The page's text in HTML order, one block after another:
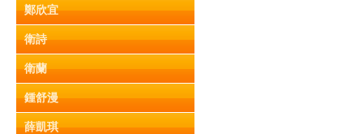
鄭欣宜
衛詩
衛蘭
鍾舒漫
薛凱琪